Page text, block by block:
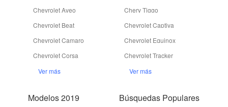
Chevrolet Aveo
Chevrolet Beat
Chevrolet Camaro
Chevrolet Corsa
Ver más
Chery Tiggo
Chevrolet Captiva
Chevrolet Equinox
Chevrolet Tracker
Ver más
Modelos 2019 Búsquedas Populares